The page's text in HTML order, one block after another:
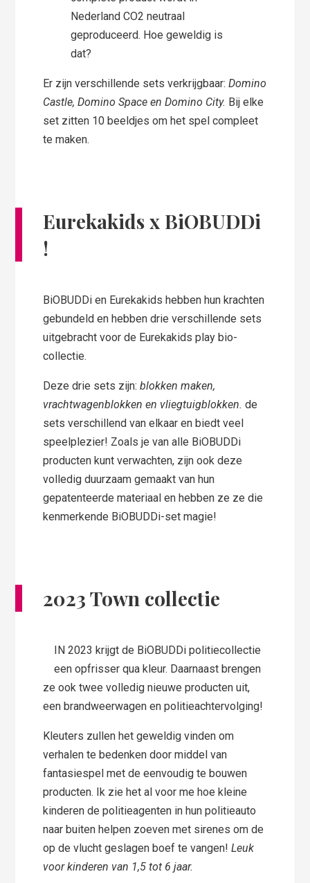
Nederland CO2 neutraal
geproduceerd. Hoe geweldig is
dat?
Er zijn verschillende sets verkrijgbaar:Domino
Castle, Domino Space en Domino City. Bij elke
set zitten 10 beeldjes om het spel compleet
te maken.
Eurekakids x BiOBUDDi
!
BiOBUDDi en Eurekakids hebben hun krachten
gebundeld en hebben drie verschillende sets
uitgebracht voor de Eurekakids play bio-
collectie.
Deze drie sets zijn:blokken maken,
vrachtwagenblokken en vliegtuigblokken. de
sets verschillend van elkaar en biedt veel
speelplezier! Zoals je van alle BiOBUDDi
producten kunt verwachten, zijn ook deze
volledig duurzaam gemaakt van hun
gepatenteerde materiaal en hebben ze ze die
kenmerkende BiOBUDDi-set magie!
2023 Town collectie
IN 2023 krijgt de BiOBUDDi politiecollectie
een opfrisser qua kleur. Daarnaast brengen
ze ook twee volledig nieuwe producten uit,
een brandweerwagen en politieachtervolging!
Kleuters zullen het geweldig vinden om
verhalen te bedenken door middel van
fantasiespel met de eenvoudig te bouwen
producten. Ik zie het al voor me hoe kleine
kinderen de politieagenten in hun politieauto
naar buiten helpen zoeven met sirenes om de
op de vlucht geslagen boef te vangen!Leuk
voor kinderen van 1,5 tot 6 jaar.